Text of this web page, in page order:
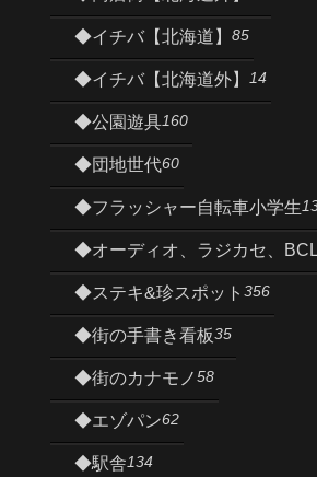
◆イチバ【北海道】 85
◆イチバ【北海道外】 14
◆公園遊具160
◆団地世代60
◆フラッシャー自転車小学生
◆オーディオ、ラジカセ、
◆ステキ&珍スポット 356
◆街の手書き看板35
◆街のカナモノ58
◆エゾパン62
◆駅舎134